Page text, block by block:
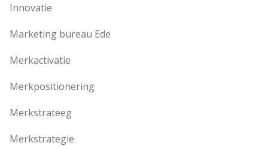
Innovatie
Marketing bureau Ede
Merkactivatie
Merkpositionering
Merkstrateeg
Merkstrategie